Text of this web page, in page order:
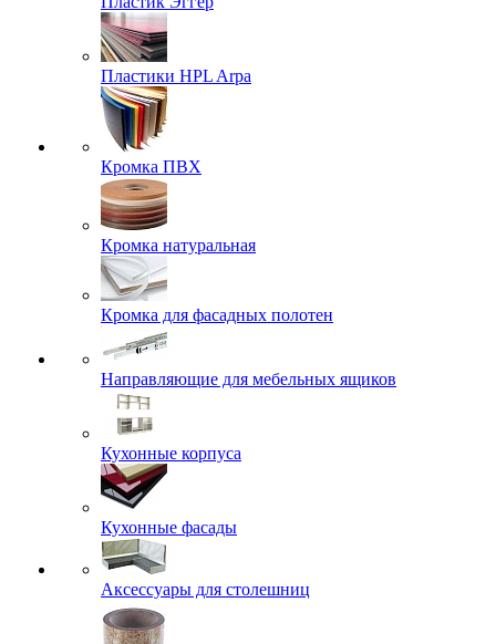
Пластики HPL Arpa
Кромка ПВХ
Кромка натуральная
Кромка для фасадных полотен
Направляющие для мебельных ящиков
Кухонные корпуса
Кухонные фасады
Аксессуары для столешниц